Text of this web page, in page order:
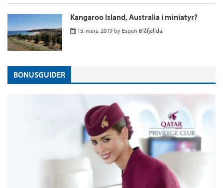
Kangaroo Island, Australia i miniatyr?
15. mars, 2019 by Espen Blåfjelldal
BONUSGUIDER